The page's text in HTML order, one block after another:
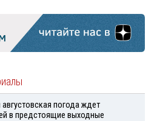
августовская погода ждет
в предстоящие выходные